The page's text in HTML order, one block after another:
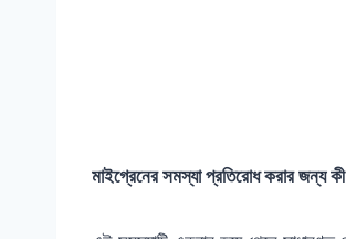
মাইগ্রেনের সমস্যা প্রতিরোধ করার জন্য